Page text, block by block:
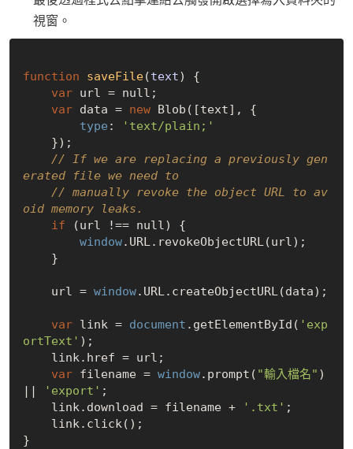
視窗。
function saveFile(text) {
var url = null ;
var data = new Blob([text], {
type :
'text/plain;'
// If we are replacing a previously gen
erated file we need to
// manually revoke the object URL to av
oid memory leaks.
if (url !== null) {
window.URL.revokeObjectURL(url);
    url =
window.URL.createObjectURL(data);
var link = document .getElementById( 'exp
ortText' );
var filename = window.prompt( "輸入檔名" )
||
'export' ;
    link.download = filename +
'.txt' ;
}